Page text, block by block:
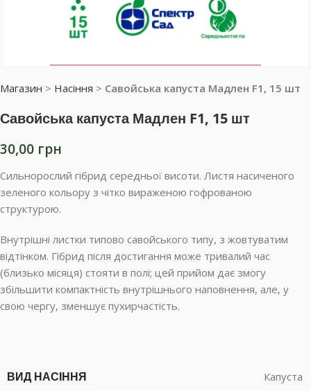
Магазин > Насіння > Савойська капуста Мадлен F1, 15 шт
Савойська капуста Мадлен F1, 15 шт
30,00 грн
Сильнорослий гібрид середньої висоти. Листя насиченого
зеленого кольору з чітко вираженою гофрованою
структурою.
Внутрішні листки типово савойського типу, з жовтуватим
відтінком. Гібрид після достигання може тривалий час
(близько місяця) стояти в полі; цей прийом дає змогу
збільшити компактність внутрішнього наповнення, але, у
свою чергу, зменшує пухирчастість.
ВИД НАСІННЯ Капуста